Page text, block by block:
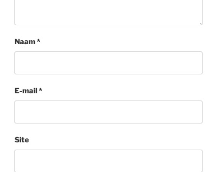
Naam*
E-mail*
Site